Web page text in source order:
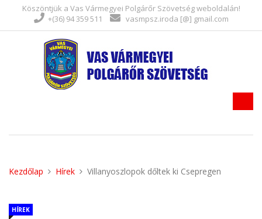
Köszöntjük a Vas Vármegyei Polgárőr Szövetség weboldalán!
+(36) 94 359 511
vasmpsz.iroda [@] gmail.com
Kezdőlap Hírek Villanyoszlopok dőltek ki Csepregen
HÍREK